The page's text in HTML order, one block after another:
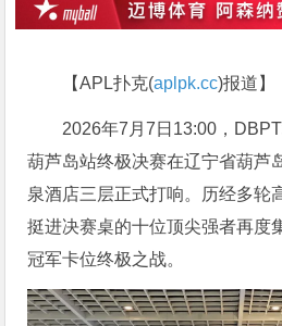
【APL扑克(aplpk.cc)报道】
2026年7月7日13:00，
葫芦岛站终极决赛在辽宁省葫芦
泉酒店三层正式打响。历经多轮
挺进决赛桌的十位顶尖强者再度
冠军卡位终极之战。